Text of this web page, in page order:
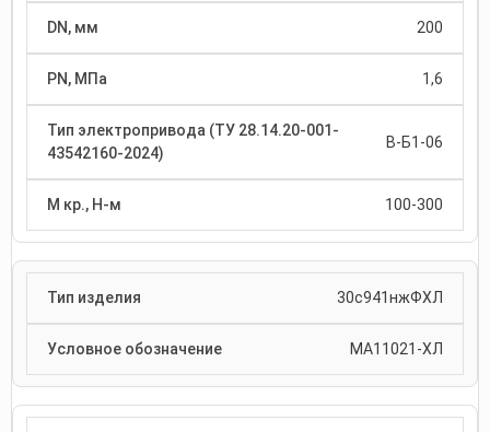
200
1,6
В-Б1-06
100-300
30с941нжФХЛ
МА11021-ХЛ